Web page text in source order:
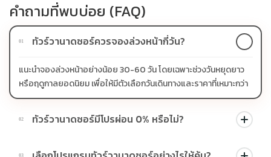
คำถามที่พบบ่อย (FAQ)
01 ทัวร์วานาดซอร์ควรจองล่วงหน้ากี่วัน?
แนะนำจองล่วงหน้าอย่างน้อย 30-60 วัน โดยเฉพาะช่วงวันหยุดยาว
หรือฤดูกาลยอดนิยม เพื่อให้มีตัวเลือกวันเดินทางและราคาที่เหมาะกว่า
02 ทัวร์วานาดซอร์มีโปรผ่อน 0% หรือไม่?
บางโปรแกรมมีโปรผ่อน 0% หรือโปรโมชั่นบัตรเครดิตตามเงื่อนไขที่
03